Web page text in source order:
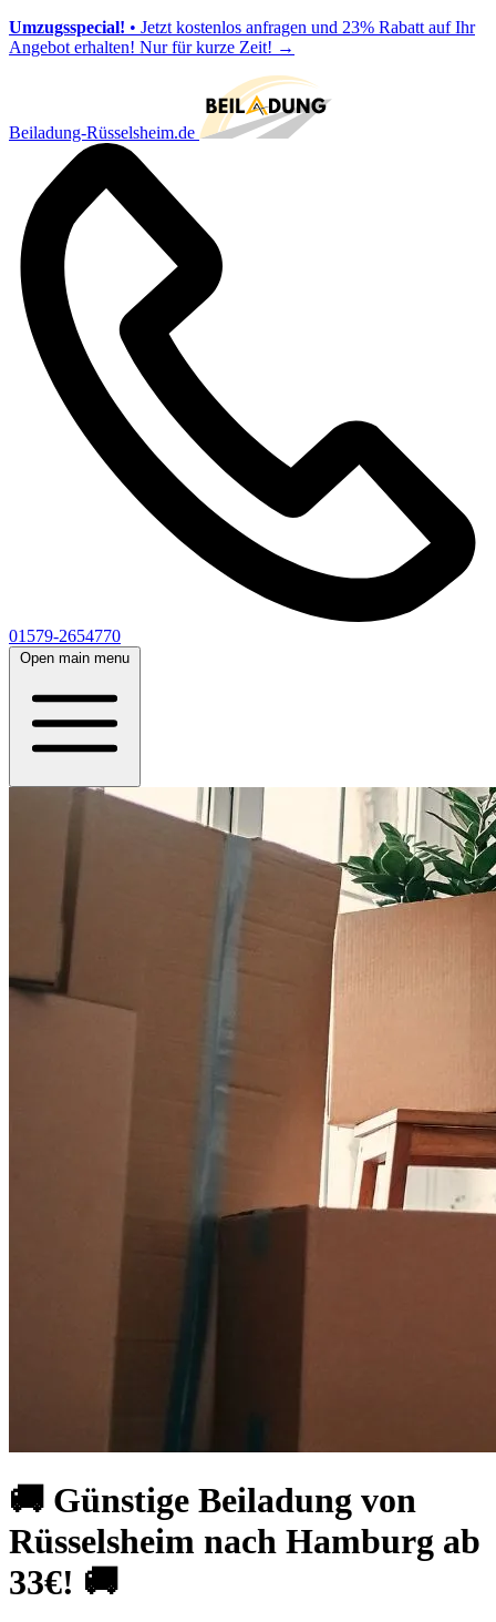
Umzugsspecial! • Jetzt kostenlos anfragen und 23% Rabatt auf Ihr
Angebot erhalten! Nur für kurze Zeit! →
Beiladung-Rüsselsheim.de
01579-2654770
Open main menu
🚚 Günstige Beiladung von
Rüsselsheim nach Hamburg ab
33€! 🚚